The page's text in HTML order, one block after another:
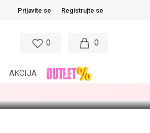
Prijavite se Registrujte se
0
0
AKCIJA